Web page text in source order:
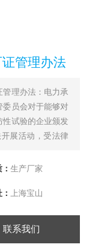
管理办法
管理办法：电力承
委员会对于能够对
性试验的企业颁发
展活动，受法律
生产厂家
上海宝山
联系我们